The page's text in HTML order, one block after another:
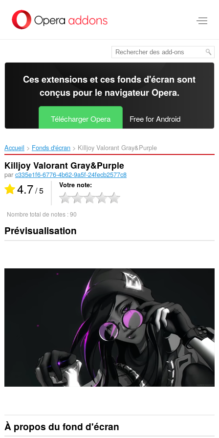
contenu
Ces extensions et ces fonds d'écran sont
conçus pour le navigateur Opera.
Télécharger Opera Free for Android
Accueil Fonds d'écran Killjoy Valorant Gray&Purple‎
Killjoy Valorant Gray&Purple
par c335e1f6-6776-4b62-9a5f-24fecb2577c8
4.7/ 5 Votre note
Nombre total de notes :90
Prévisualisation
À propos du fond d'écran